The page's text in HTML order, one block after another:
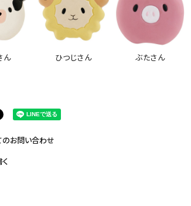
ん ひつじさん ぶたさん
お問い合わせ